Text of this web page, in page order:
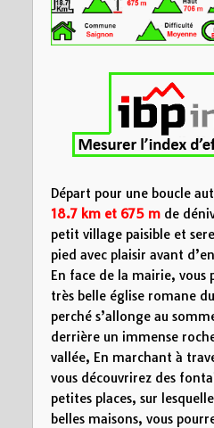
15
Distance (km)
Départ pour une boucle
18.7 kmet 675 mde
petit village paisible et
pied avec plaisir avant
En face de la mairie, vous
très belle église romane
perché s’allonge au
derrière un immense
vallée, En marchant à
vous découvrirez des
petites places, sur
belles maisons, vous